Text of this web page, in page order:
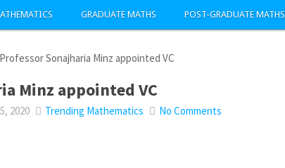
GRADUATE MATHS POST-GRADUATE MATHS
Professor Sonajharia Minz appointed VC
Minz appointed VC
2020 Trending Mathematics No Comments